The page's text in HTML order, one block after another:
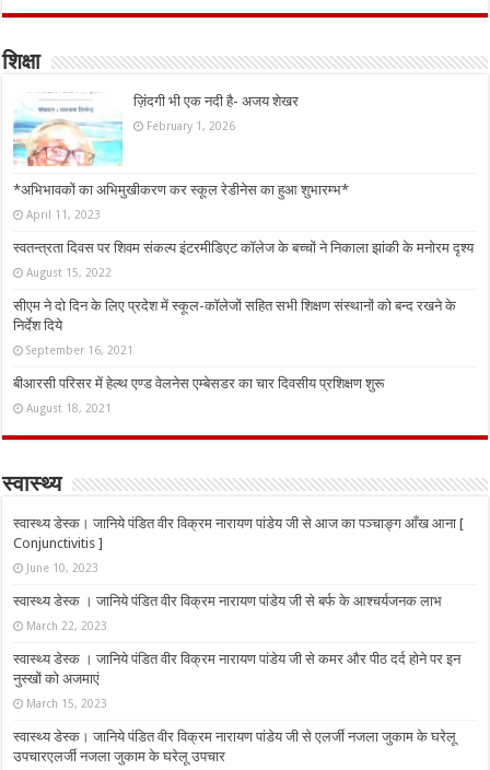
शिक्षा
ज़िंदगी भी एक नदी है- अजय शेखर
February 1, 2026
*अभिभावकों का अभिमुखीकरण कर स्कूल रेडीनेस का हुआ शुभारम्भ*
April 11, 2023
स्वतन्त्रता दिवस पर शिवम संकल्प इंटरमीडिएट कॉलेज के बच्चों ने निकाला झांकी के मनोरम दृश्य
August 15, 2022
सीएम ने दो दिन के लिए प्रदेश में स्कूल-कॉलेजों सहित सभी शिक्षण संस्थानों को बन्द रखने के
निर्देश दिये
September 16, 2021
बीआरसी परिसर में हेल्थ एण्ड वेलनेस एम्बेसडर का चार दिवसीय प्रशिक्षण शुरू
August 18, 2021
स्वास्थ्य
स्वास्थ्य डेस्क। जानिये पंडित वीर विक्रम नारायण पांडेय जी से आज का पञ्चाङ्ग आँख आना [
Conjunctivitis ]
June 10, 2023
स्वास्थ्य डेस्क । जानिये पंडित वीर विक्रम नारायण पांडेय जी से बर्फ के आश्चर्यजनक लाभ
March 22, 2023
स्वास्थ्य डेस्क । जानिये पंडित वीर विक्रम नारायण पांडेय जी से कमर और पीठ दर्द होने पर इन
नुस्‍खों को अजमाएं
March 15, 2023
स्वास्थ्य डेस्क। जानिये पंडित वीर विक्रम नारायण पांडेय जी से एलर्जी नजला जुकाम के घरेलू
उपचारएलर्जी नजला जुकाम के घरेलू उपचार